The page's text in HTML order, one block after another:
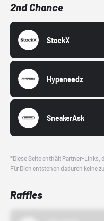
2nd Chance
StockX
Hypeneedz
SneakerAsk
*Diese Seite enthält Partner-Links,
Für Dich entstehen dadurch keine
Raffles